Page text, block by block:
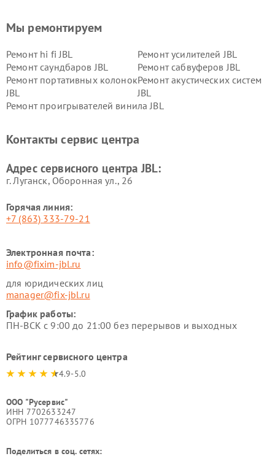
Мы ремонтируем
Ремонт hi fi JBL
Ремонт усилителей JBL
Ремонт саундбаров JBL
Ремонт сабвуферов JBL
Ремонт портативных колонок
JBL
Ремонт акустических систем
JBL
Ремонт проигрывателей винила JBL
Контакты сервис центра
Адрес сервисного центра JBL:
г. Луганск, Оборонная ул., 26
Горячая линия:
+7 (863) 333-79-21
Электронная почта:
info@fixim-jbl.ru
для юридических лиц
manager@fix-jbl.ru
График работы:
ПН-ВСК с 9:00 до 21:00 без перерывов и выходных
Рейтинг сервисного центра
4.9-5.0
ООО "Русервис"
ИНН 7702633247
ОГРН 1077746335776
Поделиться в соц. сетях: